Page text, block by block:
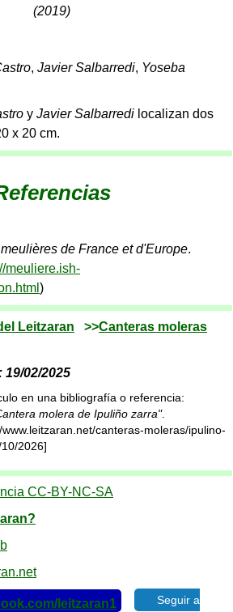
(2019)
, Javier Salbarredi, Yoseba
y Javier Salbarredi localizan dos
x 20 cm.
de France et d'Europe.
meuliere.ish-
)
Leitzaran >>Canteras moleras
02/2025
en una bibliografía o referencia:
molera de Ipuliño zarra".
canteras-moleras/ipulino-
2026]
CC-BY-NC-SA
Seguir a